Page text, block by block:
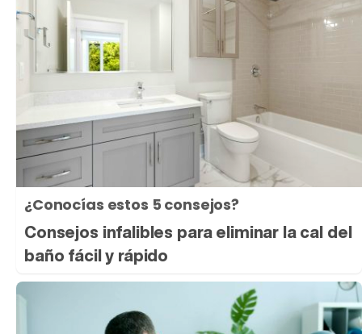
¿Conocías estos 5 consejos?
Consejos infalibles para eliminar la cal del
baño fácil y rápido